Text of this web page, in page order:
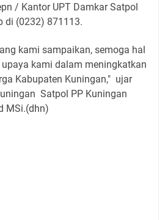
/ Kantor UPT Damkar Satpol
di (0232) 871113.
kami sampaikan, semoga hal
kami dalam meningkatkan
Kabupaten Kuningan," ujar
Satpol PP Kuningan
MSi.(dhn)